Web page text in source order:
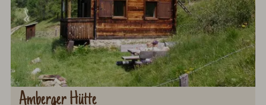
Amberger Hütte